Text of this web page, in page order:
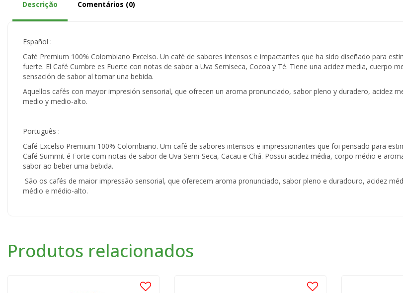
Descrição Comentários (0)
Español :
Café Premium 100% Colombiano Excelso. Un café de sabores intensos e impactantes que ha sido diseñado para
fuerte. El Café Cumbre es Fuerte con notas de sabor a Uva Semiseca, Cocoa y Té. Tiene una acidez media, cuerpo
sensación de sabor al tomar una bebida.
Aquellos cafés con mayor impresión sensorial, que ofrecen un aroma pronunciado, sabor pleno y duradero, acidez
medio y medio-alto.
Português :
Café Excelso Premium 100% Colombiano. Um café de sabores intensos e impressionantes que foi pensado para
Café Summit é Forte com notas de sabor de Uva Semi-Seca, Cacau e Chá. Possui acidez média, corpo médio e
sabor ao beber uma bebida.
São os cafés de maior impressão sensorial, que oferecem aroma pronunciado, sabor pleno e duradouro, acidez
médio e médio-alto.
Produtos relacionados